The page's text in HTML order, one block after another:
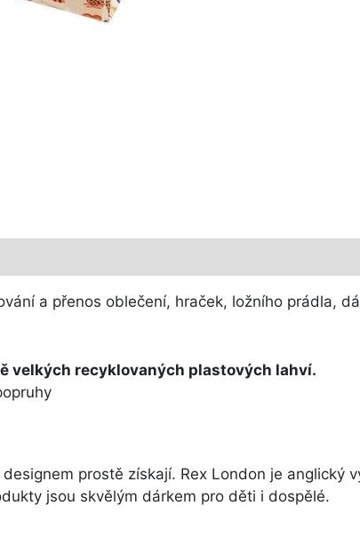
a přenos oblečení, hraček, ložního prádla,
velkých recyklovaných plastových lahví.
prostě získají. Rex London je anglický
jsou skvělým dárkem pro děti i dospělé.